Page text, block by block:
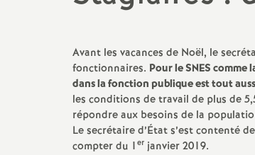
PsyEN-EDO etDCIO
Assistants
AESH
Avant les vacances de Noël, le
fonctionnaires. Pour leSNEScomme
dans la fonction publique est tout
les conditions de travail de plus de
répondre aux besoins de la
Le secrétaire d’État s’est contenté
compter du 1er janvier 2019.